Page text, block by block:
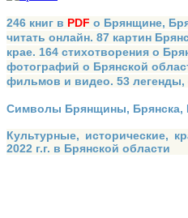
246 книг в PDF о Брянщине,
читать онлайн. 87 картин
крае. 164 стихотворения о
фотографий о Брянской
фильмов и видео. 53
Символы Брянщины, Брянска,
Культурные, исторические,
2022 г.г. в Брянской области